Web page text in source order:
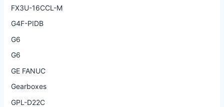
FX3U-16CCL-M
G4F-PIDB
G6
G6
GE FANUC
Gearboxes
GPL-D22C